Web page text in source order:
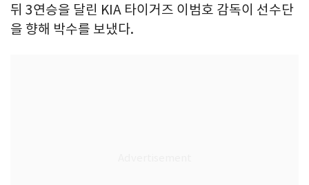
뒤 3연승을 달린 KIA 타이거즈 이범호 감독이 선수단
을 향해 박수를 보냈다.